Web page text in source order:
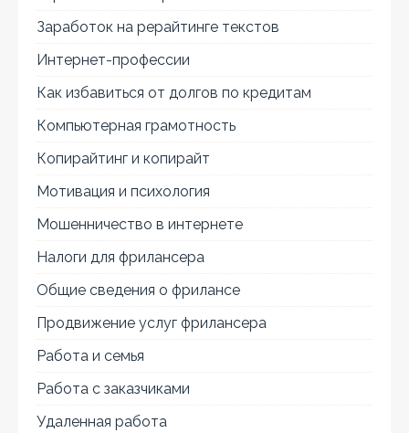
Заработок на рерайтинге текстов
Интернет-профессии
Как избавиться от долгов по кредитам
Компьютерная грамотность
Копирайтинг и копирайт
Мотивация и психология
Мошенничество в интернете
Налоги для фрилансера
Общие сведения о фрилансе
Продвижение услуг фрилансера
Работа и семья
Работа с заказчиками
Удаленная работа